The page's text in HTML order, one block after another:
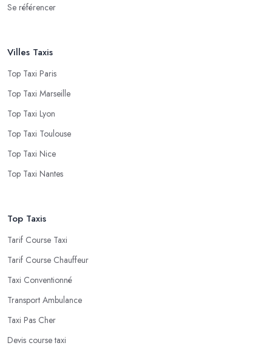
Se référencer
Villes Taxis
Top Taxi Paris
Top Taxi Marseille
Top Taxi Lyon
Top Taxi Toulouse
Top Taxi Nice
Top Taxi Nantes
Top Taxis
Tarif Course Taxi
Tarif Course Chauffeur
Taxi Conventionné
Transport Ambulance
Taxi Pas Cher
Devis course taxi